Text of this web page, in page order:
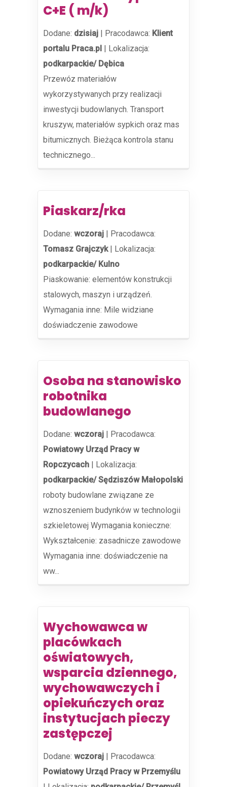
C+E ( m/k)
Dodane: dzisiaj | Pracodawca: Klient
portalu Praca.pl | Lokalizacja:
podkarpackie/ Dębica
Przewóz materiałów
wykorzystywanych przy realizacji
inwestycji budowlanych. Transport
kruszyw, materiałów sypkich oraz mas
bitumicznych. Bieżąca kontrola stanu
technicznego...
Piaskarz/rka
Dodane: wczoraj | Pracodawca:
Tomasz Grajczyk| Lokalizacja:
podkarpackie/ Kulno
Piaskowanie: elementów konstrukcji
stalowych, maszyn i urządzeń.
Wymagania inne: Mile widziane
doświadczenie zawodowe
Osoba na stanowisko
robotnika
budowlanego
Dodane: wczoraj | Pracodawca:
Powiatowy Urząd Pracy w
Ropczycach | Lokalizacja:
podkarpackie/ Sędziszów Małopolski
roboty budowlane związane ze
wznoszeniem budynków w technologii
szkieletowej Wymagania konieczne:
Wykształcenie: zasadnicze zawodowe
Wymagania inne: doświadczenie na
ww...
Wychowawca w
placówkach
oświatowych,
wsparcia dziennego,
wychowawczych i
opiekuńczych oraz
instytucjach pieczy
zastępczej
Dodane: wczoraj | Pracodawca:
Powiatowy Urząd Pracy w Przemyślu